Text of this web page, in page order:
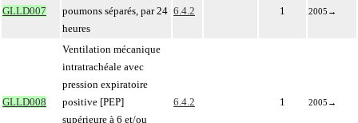
GLLD007
poumons séparés, par 24
heures
6.4.2 1 2005 →
GLLD008
Ventilation mécanique
intratrachéale avec
pression expiratoire
positive [PEP]
supérieure à 6 et/ou
6.4.2 1 2005 →